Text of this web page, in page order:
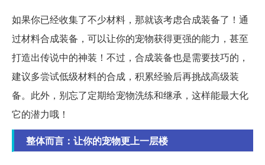
如果你已经收集了不少材料，那就该考虑合成装备了！通
过材料合成装备，可以让你的宠物获得更强的能力，甚至
打造出传说中的神装！不过，合成装备也是需要技巧的，
建议多尝试低级材料的合成，积累经验后再挑战高级装
备。此外，别忘了定期给宠物洗练和继承，这样能最大化
它的潜力哦！
整体而言：让你的宠物更上一层楼